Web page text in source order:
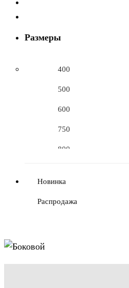
Размеры
400
500
600
750
800
Новинка
Распродажа